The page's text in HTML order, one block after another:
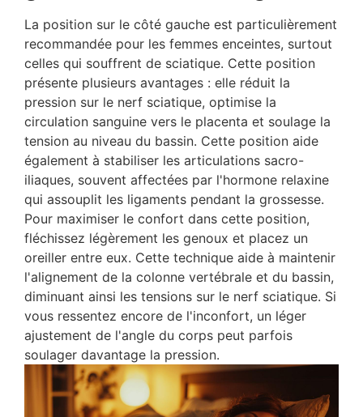
La position sur le côté gauche est particulièrement
recommandée pour les femmes enceintes, surtout
celles qui souffrent de sciatique. Cette position
présente plusieurs avantages : elle réduit la
pression sur le nerf sciatique, optimise la
circulation sanguine vers le placenta et soulage la
tension au niveau du bassin. Cette position aide
également à stabiliser les articulations sacro-
iliaques, souvent affectées par l'hormone relaxine
qui assouplit les ligaments pendant la grossesse.
Pour maximiser le confort dans cette position,
fléchissez légèrement les genoux et placez un
oreiller entre eux. Cette technique aide à maintenir
l'alignement de la colonne vertébrale et du bassin,
diminuant ainsi les tensions sur le nerf sciatique. Si
vous ressentez encore de l'inconfort, un léger
ajustement de l'angle du corps peut parfois
soulager davantage la pression.